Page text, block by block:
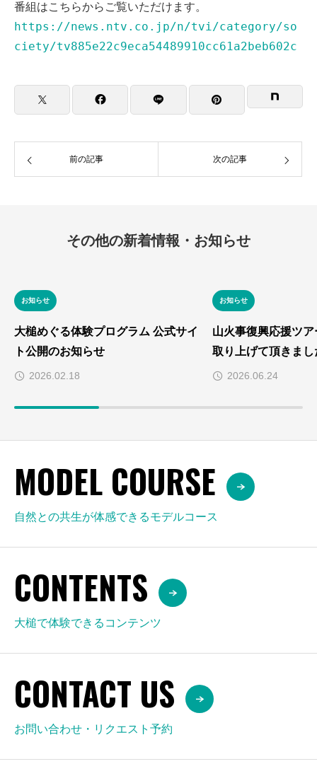
番組はこちらからご覧いただけます。
https://news.ntv.co.jp/n/tvi/category/so
ciety/tv885e22c9eca54489910cc61a2beb602c
前の記事 次の記事
その他の新着情報・お知らせ
お知らせ
大槌めぐる体験プログラム 公式サイ
ト公開のお知らせ
2026.02.18
お知らせ
山火事復興応援ツ
取り上げて頂きまし
2026.06.24
MODEL COURSE
自然との共生が体感できるモデルコース
CONTENTS
大槌で体験できるコンテンツ
CONTACT US
お問い合わせ・リクエスト予約